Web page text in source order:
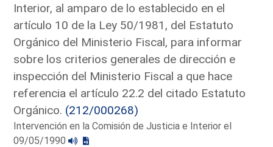
Interior, al amparo de lo establecido en el
artículo 10 de la Ley 50/1981, del Estatuto
Orgánico del Ministerio Fiscal, para informar
sobre los criterios generales de dirección e
inspección del Ministerio Fiscal a que hace
referencia el artículo 22.2 del citado Estatuto
Orgánico. (212/000268)
Intervención en la Comisión de Justicia e Interior el
09/05/1990